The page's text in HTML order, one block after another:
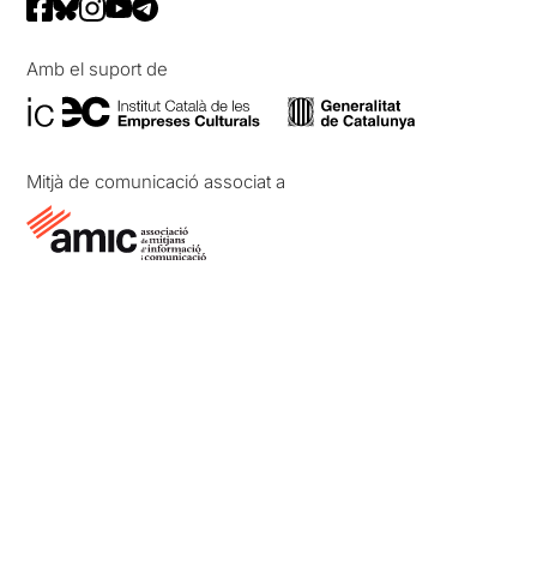
Amb el suport de
Mitjà de comunicació associat a